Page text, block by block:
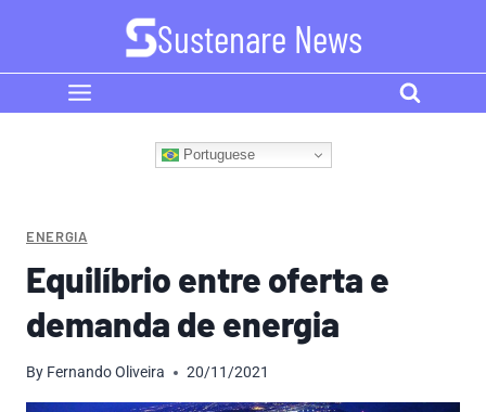
content
Sustenare News
Portuguese
ENERGIA
Equilíbrio entre oferta e
demanda de energia
By Fernando Oliveira 20/11/2021